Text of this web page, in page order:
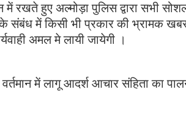
रखते हुए अल्मोड़ा पुलिस द्वारा सभी
के संबंध में किसी भी प्रकार की भ्रामक
अमल मे लायी जायेगी ।
में लागू आदर्श आचार संहिता का